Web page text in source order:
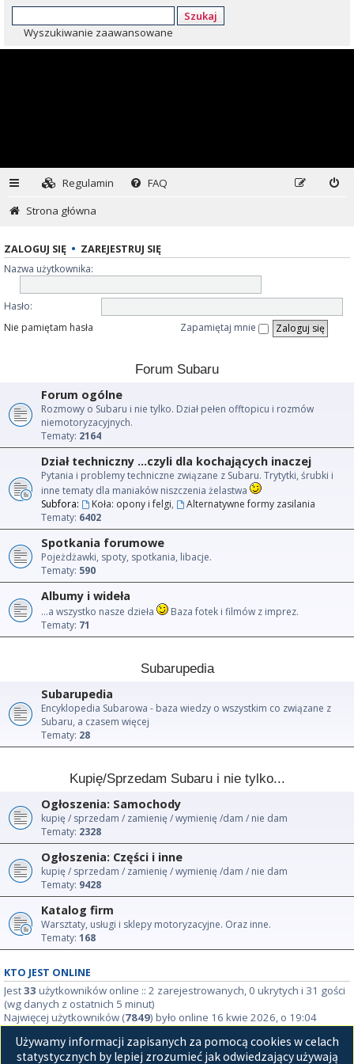
Szukaj
Wyszukiwanie zaawansowane
Regulamin
FAQ
Strona główna
ZALOGUJ SIĘ • ZAREJESTRUJ SIĘ
Nazwa użytkownika:
Hasło:
Nie pamiętam hasła
Zapamiętaj mnie
Forum Subaru
Forum ogólne
Rozmowy o Subaru i nie tylko. Dział pełen offtopicu i rozmów
niemotoryzacyjnych.
Tematy: 2164
Dział techniczny ...czyli dla kochających inaczej
Pytania i problemy techniczne związane z Subaru. Trytytki, śrubki i
inne tematy dla maniaków niszczenia żelastwa
Subfora:
Koła: opony i felgi,
Alternatywne formy zasilania
Tematy: 6402
Spotkania forumowe
Pojeżdżawki, spoty, spotkania, libacje.
Tematy: 590
Albumy i wideła
...a wszystko nasze dzieła
Baza fotek i filmów z imprez.
Tematy: 71
Subarupedia
Subarupedia
Encyklopedia Subarowa - baza wiedzy o wszystkim co związane z
Subaru, a czasem więcej
Tematy: 28
Kupię/Sprzedam Subaru i nie tylko...
Ogłoszenia: Samochody
kupię / sprzedam / zamienię / wymienię /dam / nie dam
Tematy: 2328
Ogłoszenia: Części i inne
kupię / sprzedam / zamienię / wymienię /dam / nie dam
Tematy: 9428
Katalog firm
Warsztaty, usługi i sklepy motoryzacyjne. Oraz inne.
Tematy: 168
KTO JEST ONLINE
Jest33 użytkowników online :: 2 zarejestrowanych, 0 ukrytych i 31 gości
(wg danych z ostatnich 5 minut)
Najwięcej użytkowników (7849) było online 16 kwie 2026, o 19:04
STATYSTYKI
Używamy informacji zapisanych za pomocą cookies w celach
statystycznych by lepiej zrozumieć jak odwiedzający używają